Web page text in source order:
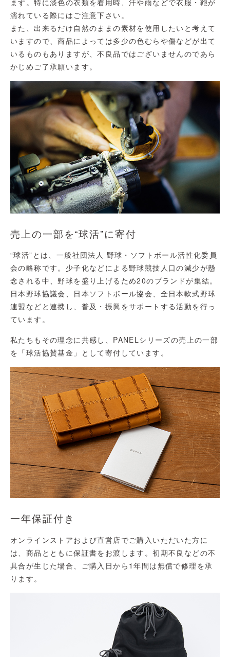
ます。特に淡色の衣類を着用時、汗や雨などで衣服・鞄が
濡れている際にはご注意下さい。
また、出来るだけ自然のままの素材を使用したいと考えて
いますので、商品によっては多少の色むらや傷などが出て
いるものもありますが、不良品ではございませんのであら
かじめご了承願います。
売上の一部を“球活”に寄付
“球活”とは、一般社団法人 野球・ソフトボール活性化委員
会の略称です。少子化などによる野球競技人口の減少が懸
念される中、野球を盛り上げるため20のブランドが集結。
日本野球協議会、日本ソフトボール協会、全日本軟式野球
連盟などと連携し、普及・振興をサポートする活動を行っ
ています。
私たちもその理念に共感し、PANELシリーズの売上の一部
を「球活協賛基金」として寄付しています。
一年保証付き
オンラインストアおよび直営店でご購入いただいた方に
は、商品とともに保証書をお渡します。初期不良などの不
具合が生じた場合、ご購入日から1年間は無償で修理を承
ります。